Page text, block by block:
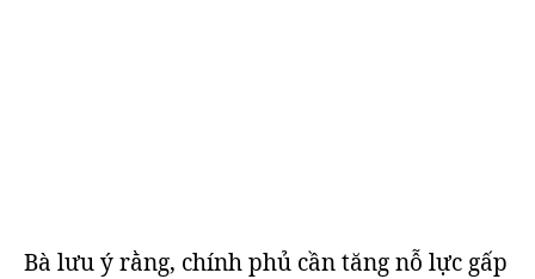
Bà lưu ý rằng, chính phủ cần tăng nỗ lực gấp